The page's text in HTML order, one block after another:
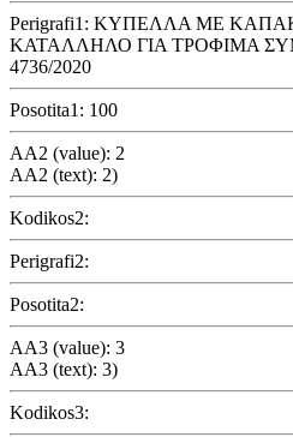
Perigrafi1: ΚΥΠΕΛΛΑ ΜΕ
ΚΑΤΑΛΛΗΛΟ ΓΙΑ ΤΡΟΦΙΜΑ
4736/2020
Posotita1: 100
AA2 (value): 2
AA2 (text): 2)
Kodikos2:
Perigrafi2:
Posotita2:
AA3 (value): 3
AA3 (text): 3)
Kodikos3: